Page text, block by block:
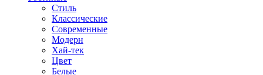
Стиль
Классические
Современные
Модерн
Хай-тек
Цвет
Белые